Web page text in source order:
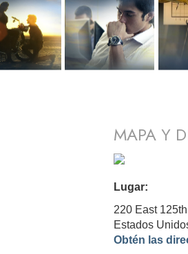
MAPA Y
Lugar:
220 East
Estados
Obtén las